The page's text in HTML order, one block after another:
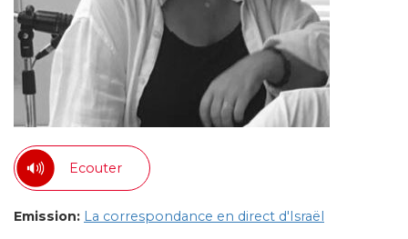
Ecouter
Emission: La correspondance en direct d'Israël